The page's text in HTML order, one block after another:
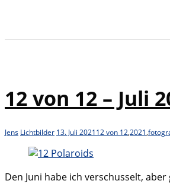
12 von 12 – Juli
Jens Lichtbilder 13. Juli 202112 von 12,2021,
Den Juni habe ich verschusselt,